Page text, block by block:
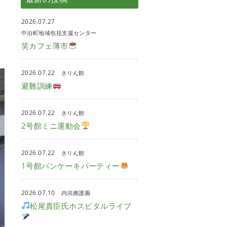
2026.07.27
中泊町地域包括支援センター
笑カフェ薄市
2026.07.22 きりん館
避難訓練
2026.07.22 きりん館
2号館ミニ運動会
2026.07.22 きりん館
1号館パンケーキパーティー
2026.07.10 内潟療護園
松尾貴臣氏ホスピタルライブ